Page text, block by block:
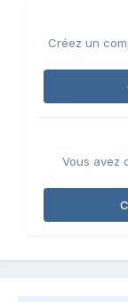
Créez un
Vous avez